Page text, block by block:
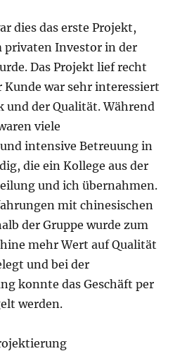
dies das erste Projekt,
privaten Investor in der
Das Projekt lief recht
Kunde war sehr interessiert
und der Qualität. Während
viele
intensive Betreuung in
die ein Kollege aus der
und ich übernahmen.
mit chinesischen
der Gruppe wurde zum
mehr Wert auf Qualität
und bei der
konnte das Geschäft per
werden.